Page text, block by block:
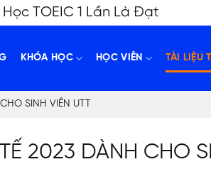
TOEIC 1 Lần Là Đạt
KHÓA HỌC HỌC VIÊN TÀI LIỆU
SINH VIÊN UTT
2023 DÀNH CHO